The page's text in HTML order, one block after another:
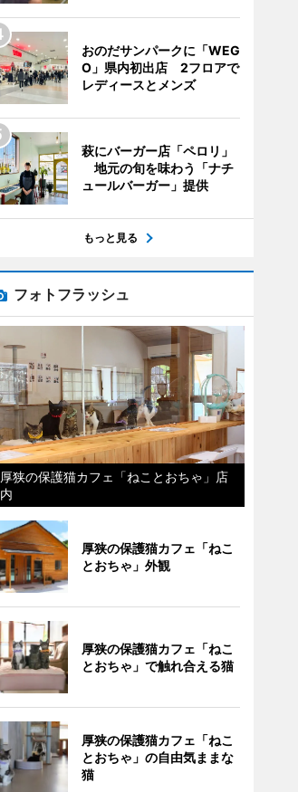
おのだサンパークに「WEG
O」県内初出店 2フロアで
レディースとメンズ
萩にバーガー店「ペロリ」
地元の旬を味わう「ナチ
ュールバーガー」提供
もっと見る
フォトフラッシュ
厚狭の保護猫カフェ「ねことおちゃ」店
内
厚狭の保護猫カフェ「ねこ
とおちゃ」外観
厚狭の保護猫カフェ「ねこ
とおちゃ」で触れ合える猫
厚狭の保護猫カフェ「ねこ
とおちゃ」の自由気ままな
猫